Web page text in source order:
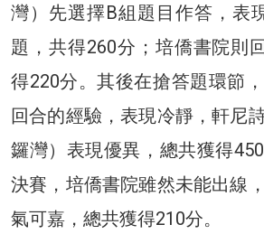
灣）先選擇B組題目作答，表
題，共得260分；培僑書院則
得220分。其後在搶答題環節
回合的經驗，表現冷靜，軒尼
鑼灣）表現優異，總共獲得
決賽，培僑書院雖然未能出線
氣可嘉，總共獲得210分。